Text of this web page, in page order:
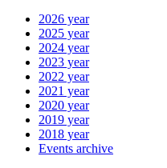
2026 year
2025 year
2024 year
2023 year
2022 year
2021 year
2020 year
2019 year
2018 year
Events archive